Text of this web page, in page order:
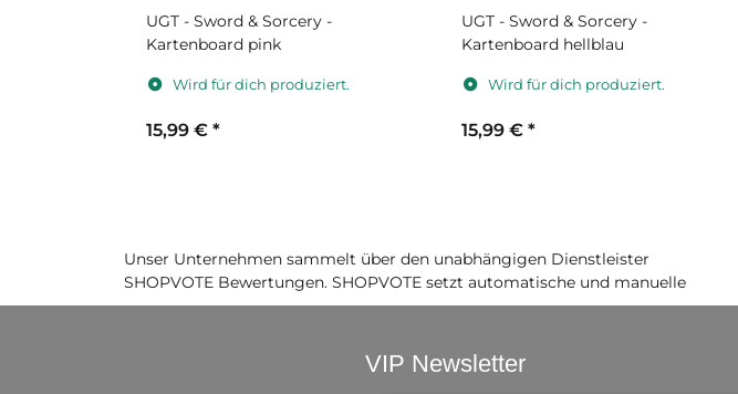
UGT - Sword & Sorcery -
Kartenboard pink
Wird für dich produziert.
15,99 € *
UGT - Sword & Sorcery -
Kartenboard hellblau
Wird für dich produziert.
15,99 € *
Unser Unternehmen sammelt über den unabhängigen Dienstleister
SHOPVOTE Bewertungen. SHOPVOTE setzt automatische und manuelle
VIP Newsletter